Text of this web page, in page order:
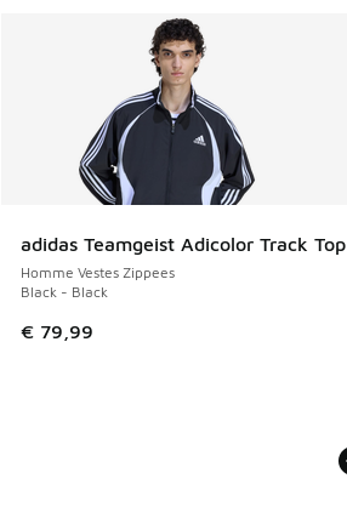
adidas Teamgeist Adicolor Track Top
Homme Vestes Zippees
Black - Black
€ 79,99